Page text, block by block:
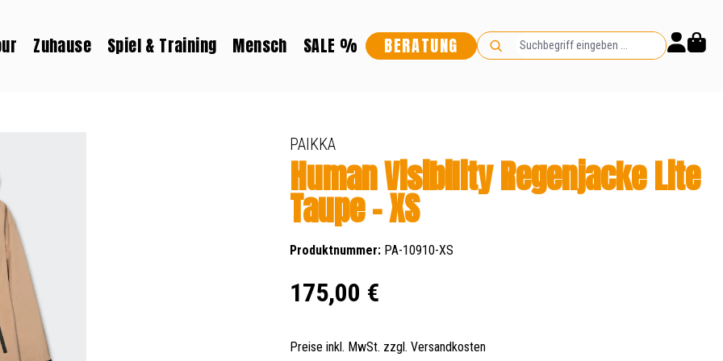
Zuhause Spiel & Training Mensch SALE % BERATUNG
PAIKKA
Human Visibility Regenjacke Lite
Taupe - XS
Produktnummer: PA-10910-XS
Regulärer Preis:
175,00 €
Preise inkl. MwSt. zzgl. Versandkosten